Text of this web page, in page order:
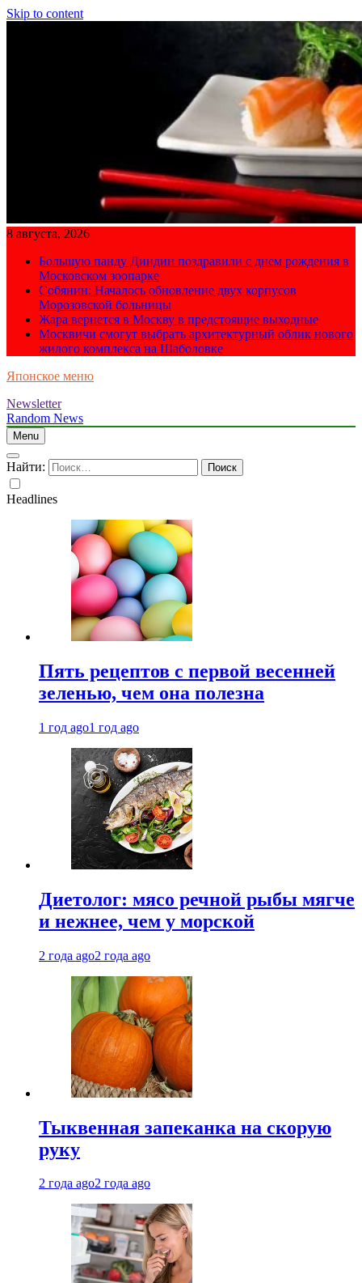
Skip to content
8 августа, 2026
Большую панду Диндин поздравили с днем рождения в
Московском зоопарке
Собянин: Началось обновление двух корпусов
Морозовской больницы
Жара вернется в Москву в предстоящие выходные
Москвичи смогут выбрать архитектурный облик нового
жилого комплекса на Шаболовке
Японское меню
Newsletter
Random News
Menu
Найти:
Headlines
Пять рецептов с первой весенней
зеленью, чем она полезна
1 год ago1 год ago
Диетолог: мясо речной рыбы мягче
и нежнее, чем у морской
2 года ago2 года ago
Тыквенная запеканка на скорую
руку
2 года ago2 года ago